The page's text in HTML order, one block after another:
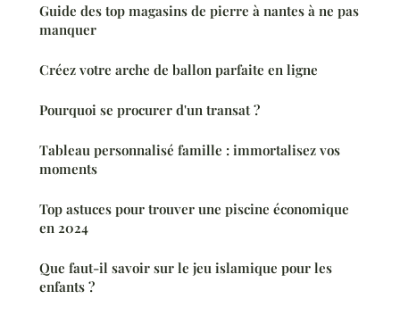
Guide des top magasins de pierre à nantes à ne pas
manquer
Créez votre arche de ballon parfaite en ligne
Pourquoi se procurer d'un transat ?
Tableau personnalisé famille : immortalisez vos
moments
Top astuces pour trouver une piscine économique
en 2024
Que faut-il savoir sur le jeu islamique pour les
enfants ?